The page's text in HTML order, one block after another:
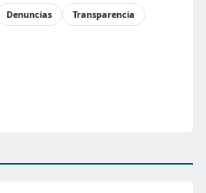
Denuncias
Transparencia